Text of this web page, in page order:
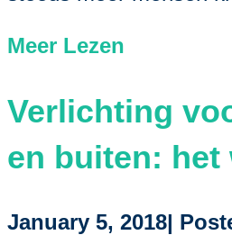
Meer Lezen
Verlichting
en buiten:
January 5, 2018|